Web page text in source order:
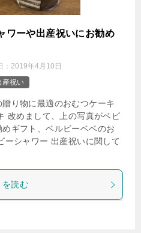
ワーや出産祝いにお勧め
： 2019年4月10日
産祝い
り物に最適のおむつケーキ
改めまして、上の写真がベビ
ギフト、ベルビーベベのお
ーシャワー 出産祝いに関して
を読む